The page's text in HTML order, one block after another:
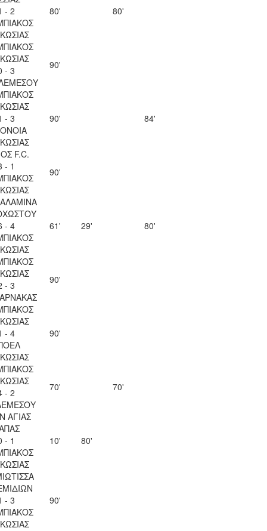
- 2
80' 80'
- 3
90'
- 3
90' 84'
F.C.
- 1
90'
- 4
61' 29' 80'
- 3
90'
- 4
90'
- 2
70' 70'
ΑΓΙΑΣ
- 1
10' 80'
- 3
90'